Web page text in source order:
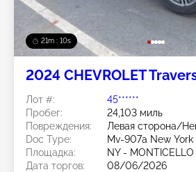
21m : 07s
2024 CHEVROLET
Лот #:
45******
Пробег:
24,103 миль
Повреждения:
Левая сторона/
Doc Type:
Mv-907a New York
Площадка:
NY - MONTICELLO
Дата торгов:
08/06/2026